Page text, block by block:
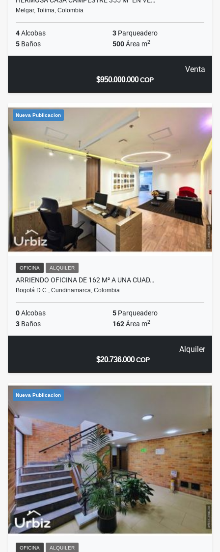
Melgar, Tolima, Colombia
4Alcobas 3 Parqueadero
5 Baños 500Área m2
Venta
$950.000.000COP
Nueva Publicacion
OFICINA ALQUILER
ARRIENDO OFICINA DE 162 M² A UNA CUAD…
Bogotá D.C., Cundinamarca, Colombia
0Alcobas 5 Parqueadero
3 Baños 162Área m2
Alquiler
$20.736.000COP
Nueva Publicacion
OFICINA ALQUILER